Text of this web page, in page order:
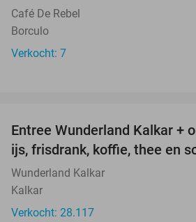
Café De Rebel
Borculo
Verkocht: 7
Entree Wunderland Kalkar +
ijs, frisdrank, koffie, thee en
Wunderland Kalkar
Kalkar
Verkocht: 28.117